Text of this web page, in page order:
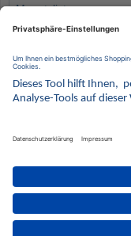
Monatsliste
Angebote
Wissenswertes
Kontakt
Wir behalten uns vor, für
Alle Angebote freibleibend
Münzen von